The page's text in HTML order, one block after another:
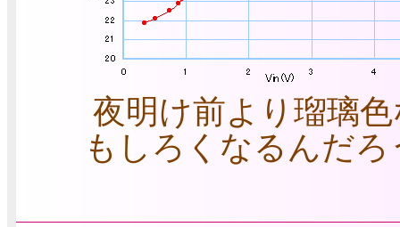
夜明け前より瑠璃
もしろくなるんだ